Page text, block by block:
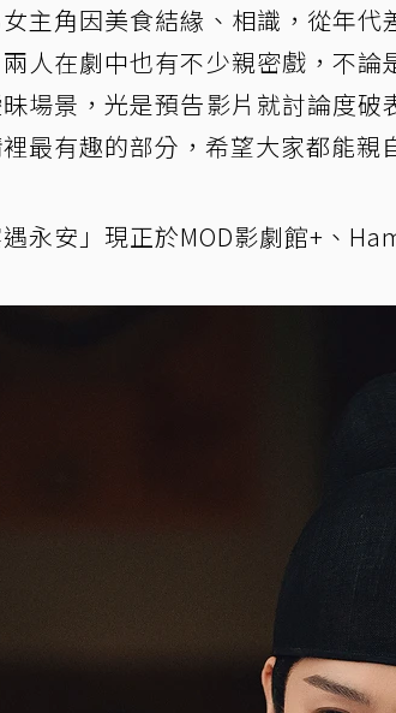
主角因美食結緣、相識，從年
人在劇中也有不少親密戲，不
場景，光是預告影片就討論度
最有趣的部分，希望大家都能親
遇永安」現正於MOD影劇館+、